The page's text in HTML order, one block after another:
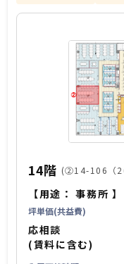
14階 (②14-106（
【用途：事務所 】
坪単価(共益費)
応相談
(賃料に含む)